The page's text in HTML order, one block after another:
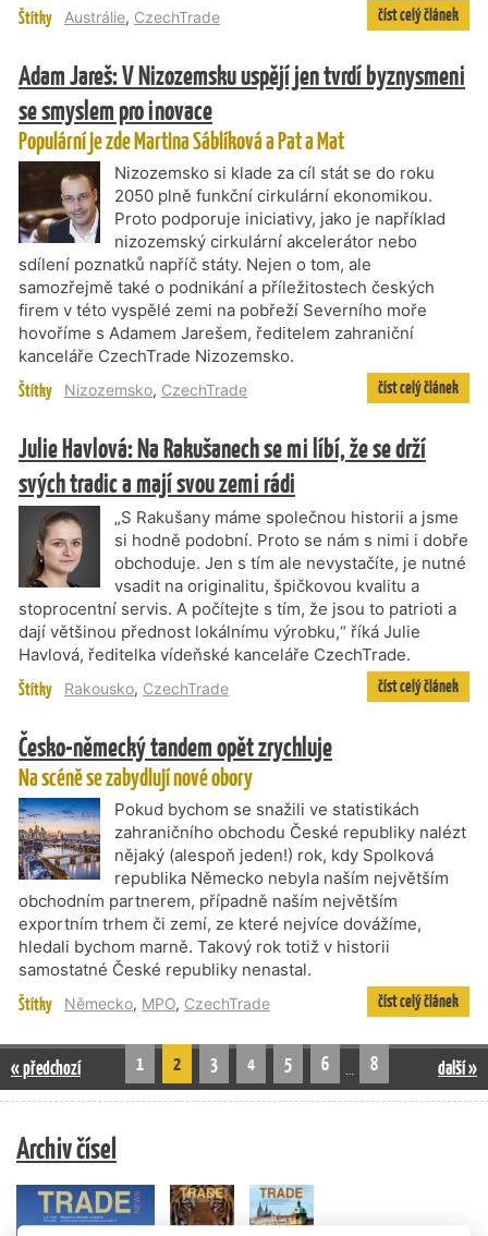
Štítky Austrálie, CzechTrade číst celý článek
Adam Jareš: V Nizozemsku uspějí jen tvrdí byznysmeni
se smyslem pro inovace
Populární je zde Martina Sáblíková a Pat a Mat
Nizozemsko si klade za cíl stát se do roku
2050 plně funkční cirkulární ekonomikou.
Proto podporuje iniciativy, jako je například
nizozemský cirkulární akcelerátor nebo
sdílení poznatků napříč státy. Nejen o tom, ale
samozřejmě také o podnikání a příležitostech českých
firem v této vyspělé zemi na pobřeží Severního moře
hovoříme s Adamem Jarešem, ředitelem zahraniční
kanceláře CzechTrade Nizozemsko.
Štítky Nizozemsko, CzechTrade číst celý článek
Julie Havlová: Na Rakušanech se mi líbí, že se drží
svých tradic a mají svou zemi rádi
„S Rakušany máme společnou historii a jsme
si hodně podobní. Proto se nám s nimi i dobře
obchoduje. Jen s tím ale nevystačíte, je nutné
vsadit na originalitu, špičkovou kvalitu a
stoprocentní servis. A počítejte s tím, že jsou to patrioti a
dají většinou přednost lokálnímu výrobku,“ říká Julie
Havlová, ředitelka vídeňské kanceláře CzechTrade.
Štítky Rakousko, CzechTrade číst celý článek
Česko-německý tandem opět zrychluje
Na scéně se zabydlují nové obory
Pokud bychom se snažili ve statistikách
zahraničního obchodu České republiky nalézt
nějaký (alespoň jeden!) rok, kdy Spolková
republika Německo nebyla naším největším
obchodním partnerem, případně naším největším
exportním trhem či zemí, ze které nejvíce dovážíme,
hledali bychom marně. Takový rok totiž v historii
samostatné České republiky nenastal.
Štítky Německo, MPO, CzechTrade číst celý článek
« předchozí 1 2 3 4 5 6 … 8 další »
Archiv čísel